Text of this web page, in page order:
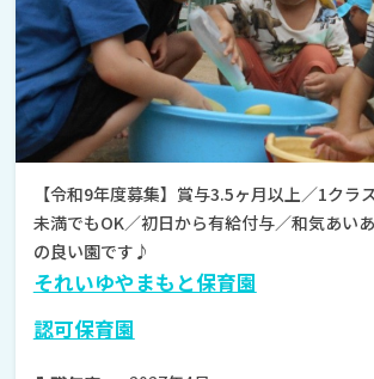
【令和9年度募集】賞与3.5ヶ月以上／1クラ
未満でもOK／初日から有給付与／和気あい
の良い園です♪
それいゆやまもと保育園
認可保育園